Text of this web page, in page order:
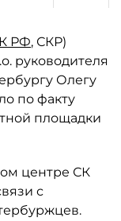
РФ, СКР)
руководителя
Олегу
по факту
площадки
центре СК
с